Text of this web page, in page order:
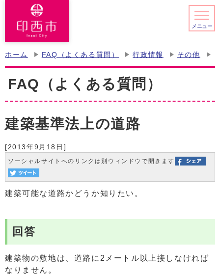
メニュー
ホーム FAQ（よくある質問） 行政情報 その他
FAQ（よくある質問）
建築基準法上の道路
[2013年9月18日]
ソーシャルサイトへのリンクは別ウィンドウで開きます
建築可能な道路かどうか知りたい。
回答
建築物の敷地は、道路に2メートル以上接しなければ
なりません。